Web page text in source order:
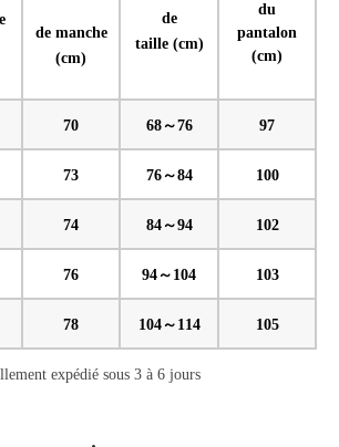
de manche
(cm)
de
taille (cm)
du
pantalon
(cm)
70 68～76 97
73 76～84 100
74 84～94 102
76 94～104 103
78 104～114 105
expédié sous 3 à 6 jours